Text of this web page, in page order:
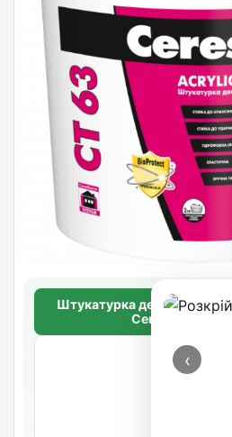
‹
Штукатурка декоративна
Ceresit CT 63